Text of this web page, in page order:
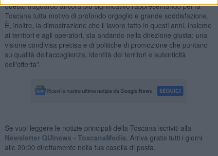
questo traguardo ancora più significativo rappresentando per la
Toscana tutta motivo di profondo orgoglio e grande soddisfazione.
È, inoltre, la dimostrazione che il lavoro fatto in questi anni, insieme
ai territori e agli operatori, sta andando nella direzione giusta: una
visione condivisa precisa e di politiche di promozione che puntano
su qualità dell'accoglienza, identità dei territori e autenticità
dell'offerta".
Se vuoi leggere le notizie principali della Toscana iscriviti alla
Newsletter QUInews - ToscanaMedia. Arriva gratis tutti i giorni
alle 20:00 direttamente nella tua casella di posta.